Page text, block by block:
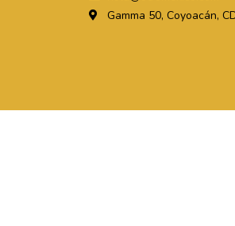
Gamma 50, Coyoacán,